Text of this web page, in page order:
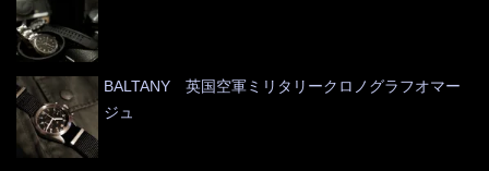
BALTANY 英国空軍ミリタリークロノグラフオマー
ジュ